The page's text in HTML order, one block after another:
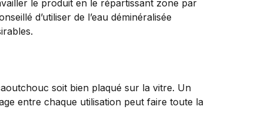
le produit en le répartissant zone par
d’utiliser de l’eau déminéralisée
soit bien plaqué sur la vitre. Un
entre chaque utilisation peut faire toute la